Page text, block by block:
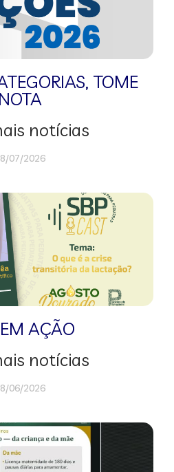
, TOME
NOTA
notícias
07/2026
AÇÃO
notícias
06/2026